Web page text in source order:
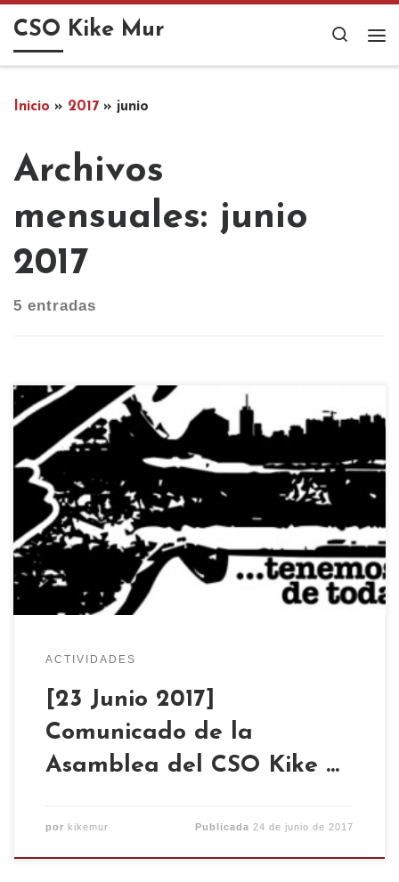
Saltar al contenido
CSO Kike Mur
Search
Inicio » 2017 » junio
Archivos
mensuales: junio
2017
5 entradas
Comunicado de la asamblea del CSO KIKE MUR,
por las recientes declaraciones contra el espacio
okupado por parte del PP y sus medios de
comunicación: OLVIDÁIS QUE SOMOS SEMILLAS
Desde la asamblea del C.S.O. Kike Mur queremos
expresar nuestra opinión y posicionamiento ante
las recientes declaraciones del concejal y
portavoz […]
ACTIVIDADES
[23 Junio 2017]
Comunicado de la
Asamblea del CSO Kike …
por kikemur Publicada 24 de junio de 2017